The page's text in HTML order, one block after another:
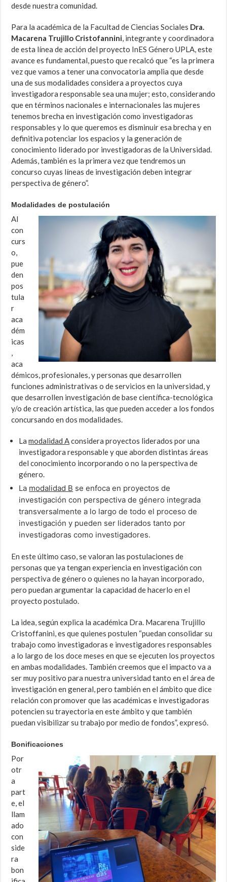
desde nuestra comunidad.
Para la académica de la Facultad de Ciencias Sociales Dra.
Macarena Trujillo Cristofannini, integrante y coordinadora
de esta línea de acción del proyecto InES Género UPLA, este
avance es fundamental, puesto que recalcó que “es la primera
vez que vamos a tener una convocatoria amplia que desde
una de sus modalidades considera a proyectos cuya
investigadora responsable sea una mujer; esto, considerando
que en términos nacionales e internacionales las mujeres
tenemos brecha en investigación como investigadoras
responsables y lo que queremos es disminuir esa brecha y en
definitiva potenciar los espacios y la generación de
conocimiento liderado por investigadoras de la Universidad.
Además, también es la primera vez que tendremos un
concurso cuyas líneas de investigación deben integrar
perspectiva de género”.
Modalidades de postulación
Al
con
curs
o,
pue
den
pos
tula
r
aca
dém
icas
,
aca
démicos, profesionales, y personas que desarrollen
funciones administrativas o de servicios en la universidad, y
que desarrollen investigación de base científica-tecnológica
y/o de creación artística, las que pueden acceder a los fondos
concursando en dos modalidades.
Lamodalidad Aconsidera proyectos liderados por una
investigadora responsable y que aborden distintas áreas
del conocimiento incorporando o no la perspectiva de
género.
La modalidad B se enfoca en proyectos de
investigación con perspectiva de género integrada
transversalmente a lo largo de todo el proceso de
investigación y pueden ser liderados tanto por
investigadoras como investigadores.
En este último caso, se valoran las postulaciones de
personas que ya tengan experiencia en investigación con
perspectiva de género o quienes no la hayan incorporado,
pero puedan argumentar la capacidad de hacerlo en el
proyecto postulado.
La idea, según explica la académica Dra. Macarena Trujillo
Cristoffanini, es que quienes postulen “puedan consolidar su
trabajo como investigadoras e investigadores responsables
a lo largo de los doce meses en que se ejecuten los proyectos
en ambas modalidades. También creemos que el impacto va a
ser muy positivo para nuestra universidad tanto en el área de
investigación en general, pero también en el ámbito que dice
relación con promover que las académicas e investigadoras
potencien su trayectoria en este ámbito y que también
puedan visibilizar su trabajo por medio de fondos”, expresó.
Bonificaciones
Por
otr
a
part
e, el
llam
ado
con
side
ra
bon